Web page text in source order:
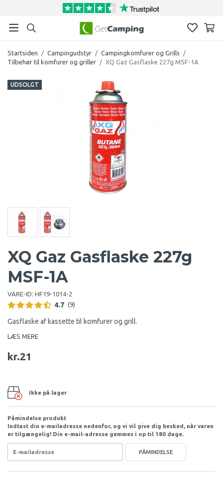
Startsiden / Campingudstyr / Campingkomfurer og Grills
/
Tilbehør til komfurer og griller / XQ Gaz Gasflaske 227g MSF-1A
UDSOLGT
XQ Gaz Gasflaske 227g
MSF-1A
VARE-ID: HF19-1014-2
4.7 (9)
Gasflaske af kassette til komfurer og grill.
LÆS MERE
kr.21
Ikke på lager
Påmindelse produkt
Indtast din e-mailadresse nedenfor, og vi vil give dig besked, når varen
er tilgængelig! Din e-mail-adresse gemmes i op til 180 dage.
PÅMINDELSE